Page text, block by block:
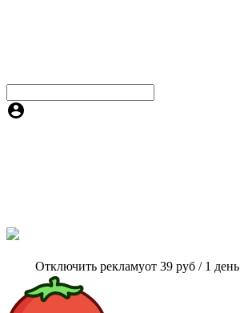
Отключить рекламуот 39 руб / 1 день